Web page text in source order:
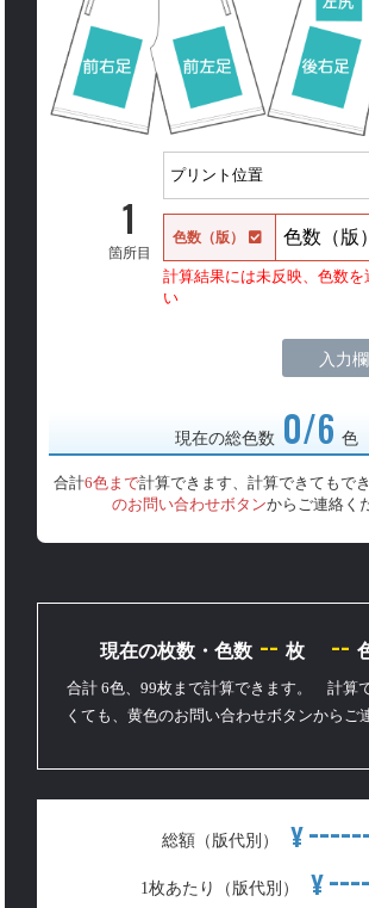
1
箇所目
色数（版）
計算結果には未反映、色数を
い
入力
現在の総色数 0/6 色
合計6色まで計算できます、計算できてもでき
のお問い合わせボタンからご連絡く
現在の枚数・色数 -- 枚 --
合計 6色、99枚まで計算できます。 計算
くても、黄色のお問い合わせボタンからご
総額（版代別） ¥
1枚あたり（版代別） ¥